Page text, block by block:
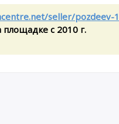
seller/pozdeev-
с 2010 г.